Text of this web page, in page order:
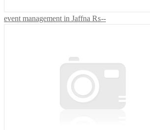
event management in Jaffna ₨--